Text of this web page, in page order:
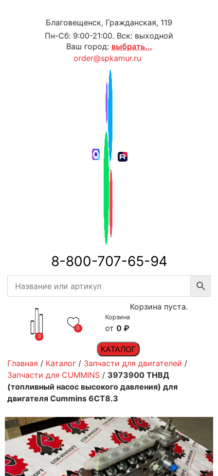
Благовещенск, Гражданская, 119
Пн-Сб: 9:00-21:00. Вск: выходной
Ваш город: выбрать...
order@spkamur.ru
8-800-707-65-94
0
0
Корзина
0 ₽
Корзина пуста.
КАТАЛОГ
Главная / Каталог / Запчасти для двигателей /
Запчасти для CUMMINS / 3973900 ТНВД
(топливный насос высокого давления) для
двигателя Cummins 6CT8.3